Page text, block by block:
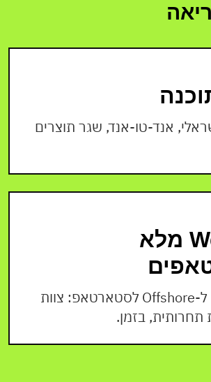
אנד-טו-אנד, שגר תוצרים
צוות Web מלא
האלטרנטיבה ל-Offshore לסטארטאפ: צוות
תחרותית, בזמן.